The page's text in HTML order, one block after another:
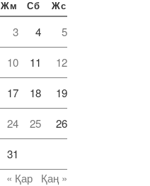
Жм Сб Жс
3 4 5
10 11 12
17 18 19
24 25 26
31
« Қар
Қаң »